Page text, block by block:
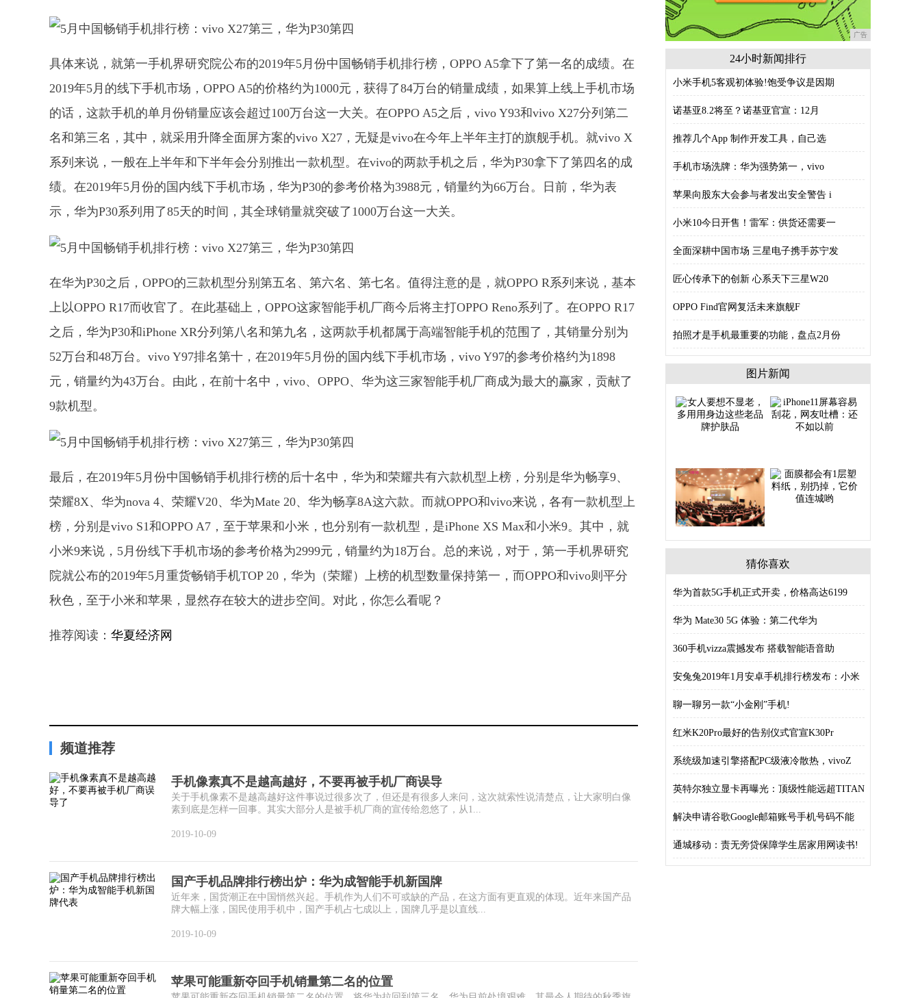
具体来说，就第一手机界研究院公布的2019年5月份中国畅销手机排行榜，OPPO A5拿下了第一名的成绩。在
2019年5月的线下手机市场，OPPO A5的价格约为1000元，获得了84万台的销量成绩，如果算上线上手机市场
的话，这款手机的单月份销量应该会超过100万台这一大关。在OPPO A5之后，vivo Y93和vivo X27分列第二
名和第三名，其中，就采用升降全面屏方案的vivo X27，无疑是vivo在今年上半年主打的旗舰手机。就vivo X
系列来说，一般在上半年和下半年会分别推出一款机型。在vivo的两款手机之后，华为P30拿下了第四名的成
绩。在2019年5月份的国内线下手机市场，华为P30的参考价格为3988元，销量约为66万台。日前，华为表
示，华为P30系列用了85天的时间，其全球销量就突破了1000万台这一大关。
在华为P30之后，OPPO的三款机型分别第五名、第六名、第七名。值得注意的是，就OPPO R系列来说，基本
上以OPPO R17而收官了。在此基础上，OPPO这家智能手机厂商今后将主打OPPO Reno系列了。在OPPO R17
之后，华为P30和iPhone XR分列第八名和第九名，这两款手机都属于高端智能手机的范围了，其销量分别为
52万台和48万台。vivo Y97排名第十，在2019年5月份的国内线下手机市场，vivo Y97的参考价格约为1898
元，销量约为43万台。由此，在前十名中，vivo、OPPO、华为这三家智能手机厂商成为最大的赢家，贡献了
9款机型。
最后，在2019年5月份中国畅销手机排行榜的后十名中，华为和荣耀共有六款机型上榜，分别是华为畅享9、
荣耀8X、华为nova 4、荣耀V20、华为Mate 20、华为畅享8A这六款。而就OPPO和vivo来说，各有一款机型上
榜，分别是vivo S1和OPPO A7，至于苹果和小米，也分别有一款机型，是iPhone XS Max和小米9。其中，就
小米9来说，5月份线下手机市场的参考价格为2999元，销量约为18万台。总的来说，对于，第一手机界研究
院就公布的2019年5月重货畅销手机TOP 20，华为（荣耀）上榜的机型数量保持第一，而OPPO和vivo则平分
秋色，至于小米和苹果，显然存在较大的进步空间。对此，你怎么看呢？
推荐阅读： 华夏经济网
频道推荐
手机像素真不是越高越好，不要再被手机厂商误导
关于手机像素不是越高越好这件事说过很多次了，但还是有很多人来问，这次就索性说清楚点，让大家明白像
素到底是怎样一回事。其实大部分人是被手机厂商的宣传给忽悠了，从1...
2019-10-09
国产手机品牌排行榜出炉：华为成智能手机新国牌
近年来，国货潮正在中国悄然兴起。手机作为人们不可或缺的产品，在这方面有更直观的体现。近年来国产品
牌大幅上涨，国民使用手机中，国产手机占七成以上，国牌几乎是以直线...
2019-10-09
苹果可能重新夺回手机销量第二名的位置
广告
24小时新闻排行
小米手机5客观初体验!饱受争议是因期
诺基亚8.2将至？诺基亚官宣：12月
推荐几个App 制作开发工具，自己选
手机市场洗牌：华为强势第一，vivo
苹果向股东大会参与者发出安全警告 i
小米10今日开售！雷军：供货还需要一
全面深耕中国市场 三星电子携手苏宁发
匠心传承下的创新 心系天下三星W20
OPPO Find官网复活未来旗舰F
拍照才是手机最重要的功能，盘点2月份
图片新闻
猜你喜欢
华为首款5G手机正式开卖，价格高达6199
华为 Mate30 5G 体验：第二代华为
360手机vizza震撼发布 搭载智能语音助
安兔兔2019年1月安卓手机排行榜发布：小米
聊一聊另一款“小金刚”手机!
红米K20Pro最好的告别仪式官宣K30Pr
系统级加速引擎搭配PC级液冷散热，vivoZ
英特尔独立显卡再曝光：顶级性能远超TITAN
解决申请谷歌Google邮箱账号手机号码不能
通城移动：责无旁贷保障学生居家用网读书!